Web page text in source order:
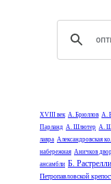
XVIII век А. Брюллов А.
Парланд А. Шлютер А.
лавра Александровская
набережная Аничков
ансамбли Б. Растрелли
Петропавловской